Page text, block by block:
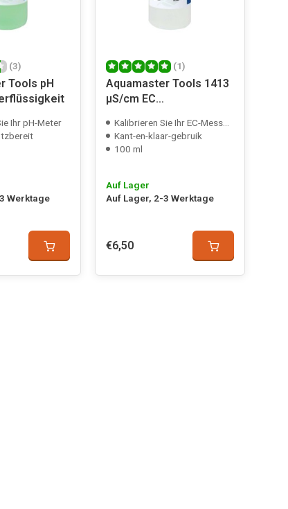
(3)
Tools pH
Ihr pH-Meter
Werktage
(1)
Aquamaster Tools 1413
µS/cm EC
Kalibrieren Sie Ihr EC-Messgerät
Kant-en-klaar-gebruik
100 ml
Auf Lager
Auf Lager, 2-3 Werktage
€6,50